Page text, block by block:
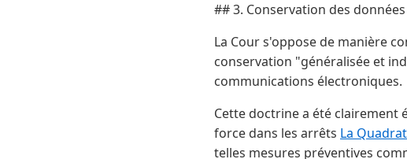
## 3. Conservation des
La Cour s'oppose de manière
conservation "généralisée et
communications électroniques.
Cette doctrine a été clairement
force dans les arrêts La
telles mesures préventives